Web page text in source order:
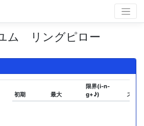
ム リングピロー
初期 最大
限界(i-n-
g+♪)
スキル